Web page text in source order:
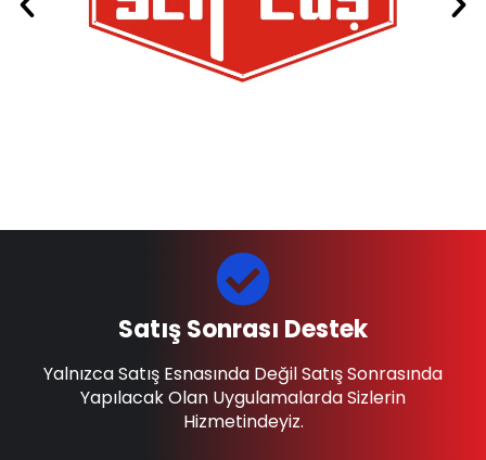
Satış Sonrası Destek
Yalnızca Satış Esnasında Değil Satış Sonrasında
Yapılacak Olan Uygulamalarda Sizlerin
Hizmetindeyiz.